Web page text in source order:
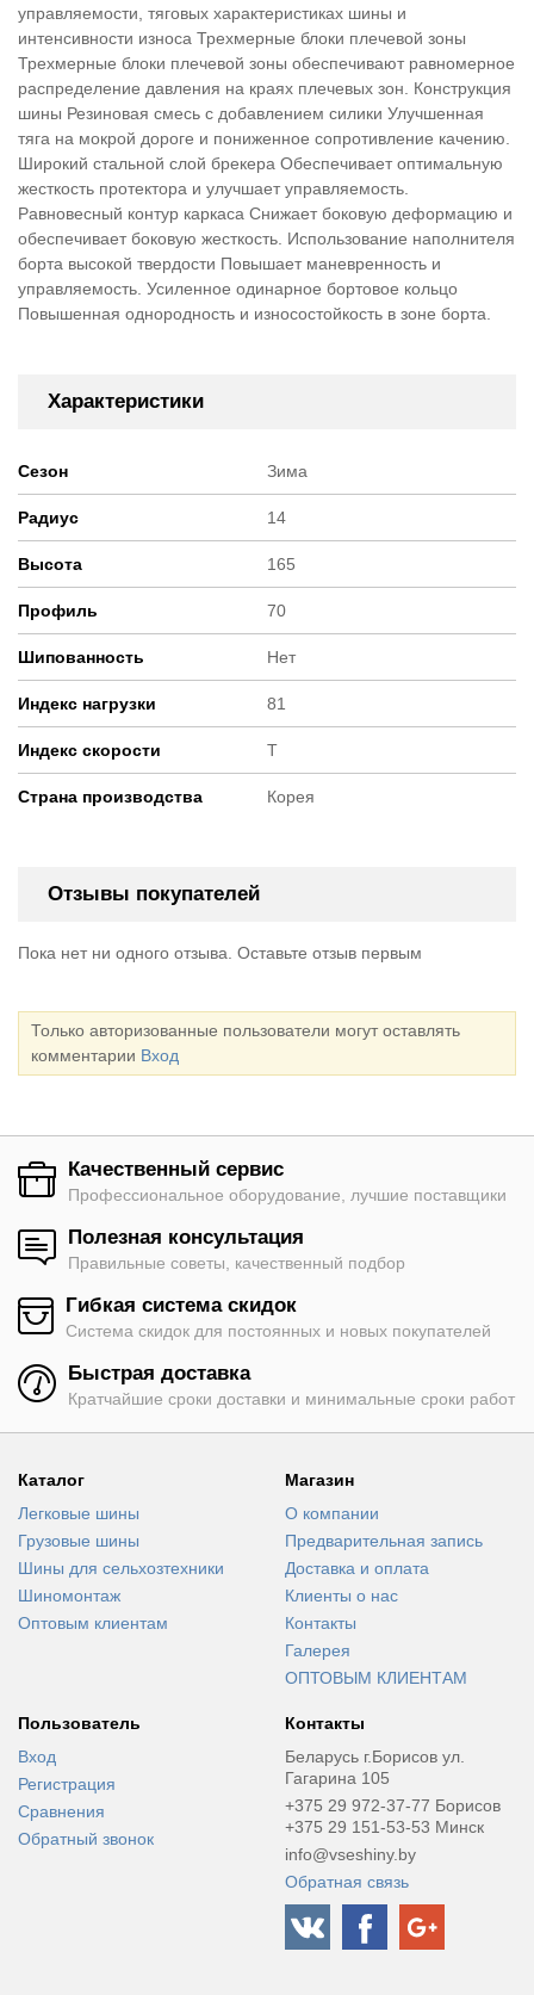
управляемости, тяговых характеристиках шины и
интенсивности износа Трехмерные блоки плечевой зоны
Трехмерные блоки плечевой зоны обеспечивают равномерное
распределение давления на краях плечевых зон. Конструкция
шины Резиновая смесь с добавлением силики Улучшенная
тяга на мокрой дороге и пониженное сопротивление качению.
Широкий стальной слой брекера Обеспечивает оптимальную
жесткость протектора и улучшает управляемость.
Равновесный контур каркаса Снижает боковую деформацию и
обеспечивает боковую жесткость. Использование наполнителя
борта высокой твердости Повышает маневренность и
управляемость. Усиленное одинарное бортовое кольцо
Повышенная однородность и износостойкость в зоне борта.
Характеристики
Сезон Зима
Радиус 14
Высота 165
Профиль 70
Шипованность Нет
Индекс нагрузки 81
Индекс скорости T
Страна производства Корея
Отзывы покупателей
Пока нет ни одного отзыва. Оставьте отзыв первым
Только авторизованные пользователи могут оставлять
комментарии Вход
Качественный сервис
Профессиональное оборудование, лучшие поставщики
Полезная консультация
Правильные советы, качественный подбор
Гибкая система скидок
Система скидок для постоянных и новых покупателей
Быстрая доставка
Кратчайшие сроки доставки и минимальные сроки работ
Каталог
Легковые шины
Грузовые шины
Шины для сельхозтехники
Шиномонтаж
Оптовым клиентам
Магазин
О компании
Предварительная запись
Доставка и оплата
Клиенты о нас
Контакты
Галерея
ОПТОВЫМ КЛИЕНТАМ
Пользователь
Вход
Регистрация
Сравнения
Обратный звонок
Контакты
Беларусь г.Борисов ул.
Гагарина 105
+375 29 972-37-77 Борисов
+375 29 151-53-53 Минск
info@vseshiny.by
Обратная связь